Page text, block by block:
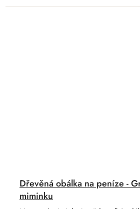
Dřevěná obálka na peníze -
miminku